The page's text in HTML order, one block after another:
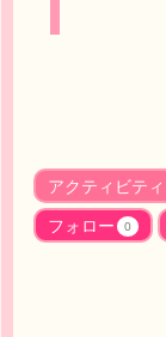
アクティビティ
フォロー 0